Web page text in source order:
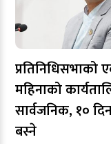
प्रतिनिधिसभाको
महिनाको
सार्वजनिक, १०
बस्ने